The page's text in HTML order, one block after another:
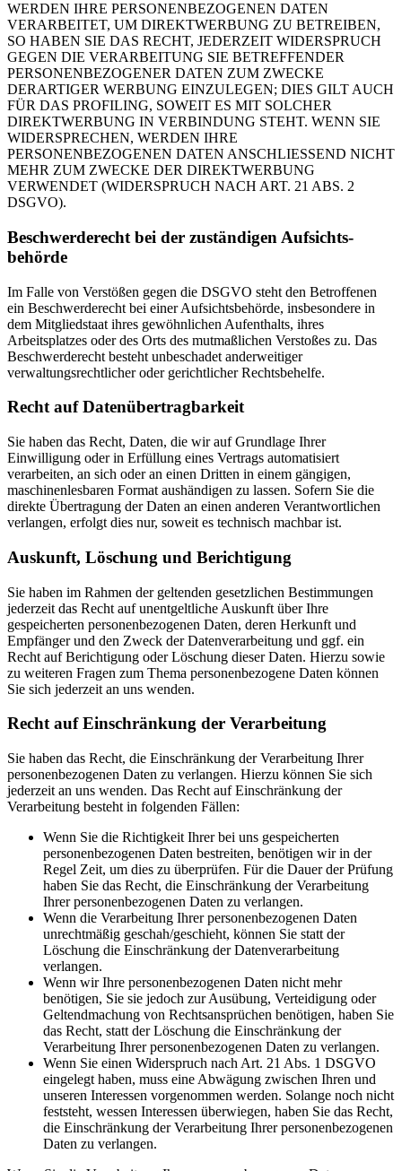
WERDEN IHRE PERSONENBEZOGENEN DATEN
VERARBEITET, UM DIREKTWERBUNG ZU BETREIBEN,
SO HABEN SIE DAS RECHT, JEDERZEIT WIDERSPRUCH
GEGEN DIE VERARBEITUNG SIE BETREFFENDER
PERSONENBEZOGENER DATEN ZUM ZWECKE
DERARTIGER WERBUNG EINZULEGEN; DIES GILT AUCH
FÜR DAS PROFILING, SOWEIT ES MIT SOLCHER
DIREKTWERBUNG IN VERBINDUNG STEHT. WENN SIE
WIDERSPRECHEN, WERDEN IHRE
PERSONENBEZOGENEN DATEN ANSCHLIESSEND NICHT
MEHR ZUM ZWECKE DER DIREKTWERBUNG
VERWENDET (WIDERSPRUCH NACH ART. 21 ABS. 2
DSGVO).
Beschwerde­recht bei der zuständigen Aufsichts­
behörde
Im Falle von Verstößen gegen die DSGVO steht den Betroffenen
ein Beschwerderecht bei einer Aufsichtsbehörde, insbesondere in
dem Mitgliedstaat ihres gewöhnlichen Aufenthalts, ihres
Arbeitsplatzes oder des Orts des mutmaßlichen Verstoßes zu. Das
Beschwerderecht besteht unbeschadet anderweitiger
verwaltungsrechtlicher oder gerichtlicher Rechtsbehelfe.
Recht auf Daten­übertrag­barkeit
Sie haben das Recht, Daten, die wir auf Grundlage Ihrer
Einwilligung oder in Erfüllung eines Vertrags automatisiert
verarbeiten, an sich oder an einen Dritten in einem gängigen,
maschinenlesbaren Format aushändigen zu lassen. Sofern Sie die
direkte Übertragung der Daten an einen anderen Verantwortlichen
verlangen, erfolgt dies nur, soweit es technisch machbar ist.
Auskunft, Löschung und Berichtigung
Sie haben im Rahmen der geltenden gesetzlichen Bestimmungen
jederzeit das Recht auf unentgeltliche Auskunft über Ihre
gespeicherten personenbezogenen Daten, deren Herkunft und
Empfänger und den Zweck der Datenverarbeitung und ggf. ein
Recht auf Berichtigung oder Löschung dieser Daten. Hierzu sowie
zu weiteren Fragen zum Thema personenbezogene Daten können
Sie sich jederzeit an uns wenden.
Recht auf Einschränkung der Verarbeitung
Sie haben das Recht, die Einschränkung der Verarbeitung Ihrer
personenbezogenen Daten zu verlangen. Hierzu können Sie sich
jederzeit an uns wenden. Das Recht auf Einschränkung der
Verarbeitung besteht in folgenden Fällen:
Wenn Sie die Richtigkeit Ihrer bei uns gespeicherten
personenbezogenen Daten bestreiten, benötigen wir in der
Regel Zeit, um dies zu überprüfen. Für die Dauer der Prüfung
haben Sie das Recht, die Einschränkung der Verarbeitung
Ihrer personenbezogenen Daten zu verlangen.
Wenn die Verarbeitung Ihrer personenbezogenen Daten
unrechtmäßig geschah/geschieht, können Sie statt der
Löschung die Einschränkung der Datenverarbeitung
verlangen.
Wenn wir Ihre personenbezogenen Daten nicht mehr
benötigen, Sie sie jedoch zur Ausübung, Verteidigung oder
Geltendmachung von Rechtsansprüchen benötigen, haben Sie
das Recht, statt der Löschung die Einschränkung der
Verarbeitung Ihrer personenbezogenen Daten zu verlangen.
Wenn Sie einen Widerspruch nach Art. 21 Abs. 1 DSGVO
eingelegt haben, muss eine Abwägung zwischen Ihren und
unseren Interessen vorgenommen werden. Solange noch nicht
feststeht, wessen Interessen überwiegen, haben Sie das Recht,
die Einschränkung der Verarbeitung Ihrer personenbezogenen
Daten zu verlangen.